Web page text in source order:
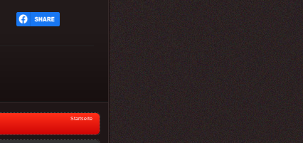
Startseite